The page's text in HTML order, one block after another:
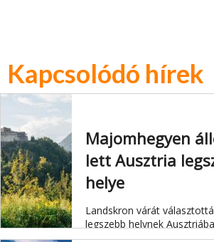
Kapcsolódó hírek
Majomhegyen
lett Ausztria
helye
Landskron várát
legszebb helynek